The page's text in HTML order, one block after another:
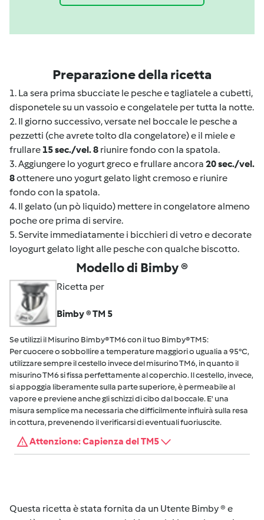
Preparazione della ricetta
1. La sera prima sbucciate le pesche e tagliatele a cubetti,
disponetele su un vassoio e congelatele per tutta la notte.
2. Il giorno successivo, versate nel boccale le pesche a
pezzetti (che avrete tolto dla congelatore) e il miele e
frullare 15 sec./vel. 8 riunire fondo con la spatola.
3. Aggiungere lo yogurt greco e frullare ancora 20 sec./vel.
8ottenere uno yogurt gelato light cremoso e riunire
fondo con la spatola.
4. Il gelato (un pò liquido) mettere in congelatore almeno
poche ore prima di servire.
5. Servite immediatamente i bicchieri di vetro e decorate
loyogurt gelato light alle pesche con qualche biscotto.
Modello di Bimby ®
Ricetta per
Bimby ® TM 5
Se utilizzi il Misurino Bimby® TM6 con il tuo Bimby® TM5:
Per cuocere o sobbollire a temperature maggiori o ugualia a 95°C,
utilizzare sempre il cestello invece del misurino TM6, in quanto il
misurino TM6 si fissa perfettamente al coperchio. Il cestello, invece,
si appoggia liberamente sulla parte superiore, è permeabile al
vapore e previene anche gli schizzi di cibo dal boccale. E' una
misura semplice ma necessaria che difficilmente influirà sulla resa
in cottura, prevenendo il verificarsi di eventuali fuoriuscite.
Attenzione: Capienza del TM5
Questa ricetta è stata fornita da un Utente Bimby ® e